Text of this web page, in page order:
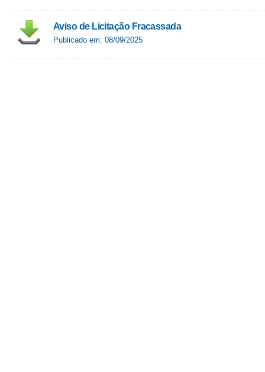
Aviso de Licitação Fracassada
Publicado em: 08/09/2025